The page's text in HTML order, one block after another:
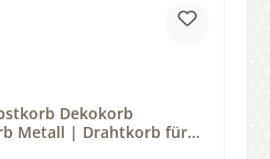
Dekokorb
Metall | Drahtkorb für